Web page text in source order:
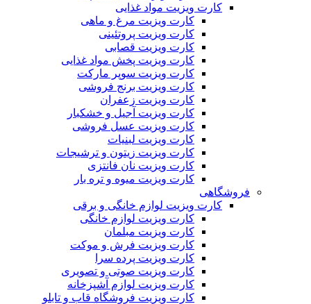
کارت ویزیت مواد غذایی
کارت ویزیت مرغ و ماهی
کارت ویزیت پروتئینی
کارت ویزیت قصابی
کارت ویزیت پخش مواد غذایی
کارت ویزیت سوپر مارکت
کارت ویزیت برنج فروشی
کارت ویزیت زعفران
کارت ویزیت آجیل و خشکبار
کارت ویزیت عسل فروشی
کارت ویزیت لبنیات
کارت ویزیت زیتون و ترشیجات
کارت ویزیت نان فانتزی
کارت ویزیت میوه و تره بار
فروشگاهی
کارت ویزیت لوازم خانگی و برقی
کارت ویزیت لوازم خانگی
کارت ویزیت مبلمان
کارت ویزیت فرش و موکت
کارت ویزیت پرده سرا
کارت ویزیت صوتی و تصویری
کارت ویزیت لوازم آشپزخانه
کارت ویزیت فروشگاه قاب و تابلو